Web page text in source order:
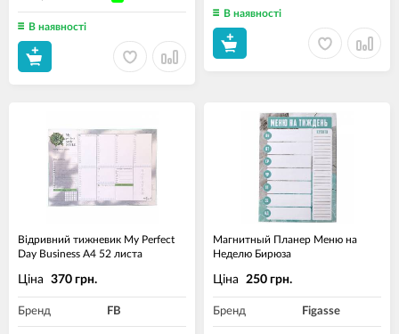
В наявності
В наявності
Відривний тижневик My Perfect
Day Business A4 52 листа
Ціна 370 грн.
Бренд FB
Магнитный Планер Меню на
Неделю Бирюза
Ціна 250 грн.
Бренд Figasse